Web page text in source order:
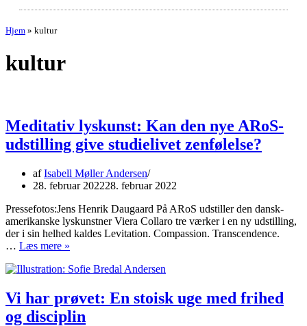
Hjem » kultur
kultur
Meditativ lyskunst: Kan den nye ARoS-
udstilling give studielivet zenfølelse?
afIsabell Møller Andersen
28. februar 202228. februar 2022
Pressefotos:Jens Henrik Daugaard På ARoS udstiller den dansk-
amerikanske lyskunstner Viera Collaro tre værker i en ny udstilling,
der i sin helhed kaldes Levitation. Compassion. Transcendence.
… Læs mere »
Kan
nye
ARoS-
udstilling
Vi har prøvet: En stoisk uge med frihed
og disciplin